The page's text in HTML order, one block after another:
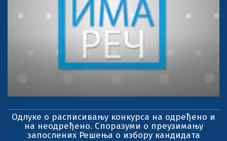
Одлуке о расписивању конкурса на одређено и
на неодређено. Споразуми о преузимању
запослених Решења о избору кандидата